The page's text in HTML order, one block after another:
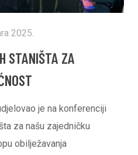
2025.
STANIŠTA ZA
je na konferenciji
za našu zajedničku
obilježavanja